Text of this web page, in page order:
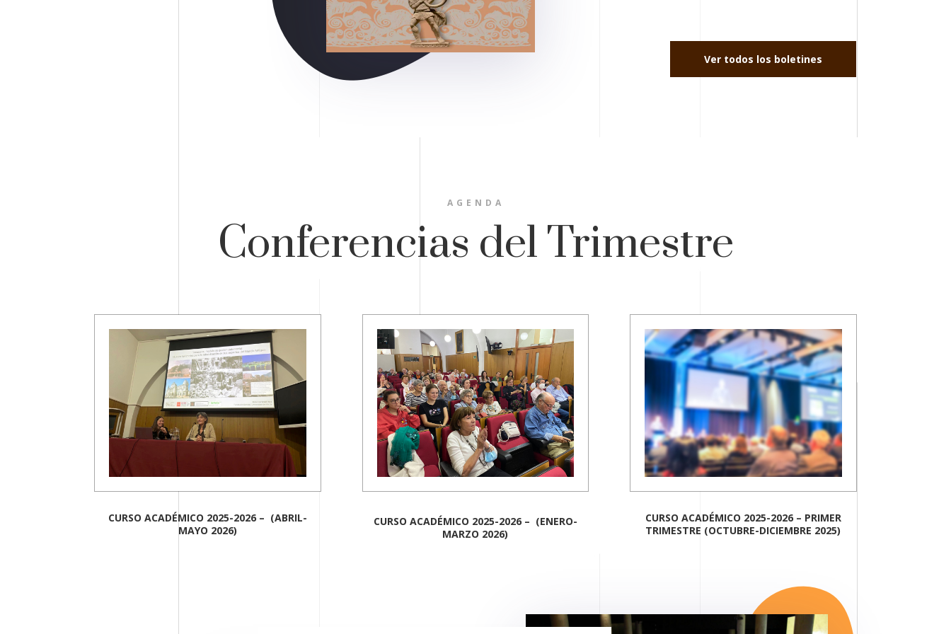
Ver todos los boletines
AGENDA
Conferencias del Trimestre
CURSO ACADÉMICO 2025-2026 – (ABRIL-
MAYO 2026)
CURSO ACADÉMICO 2025-2026 – (ENERO-
MARZO 2026)
CURSO ACADÉMICO 2025-2026 – PRIMER
TRIMESTRE (OCTUBRE-DICIEMBRE 2025)